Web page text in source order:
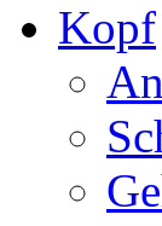
Kopf